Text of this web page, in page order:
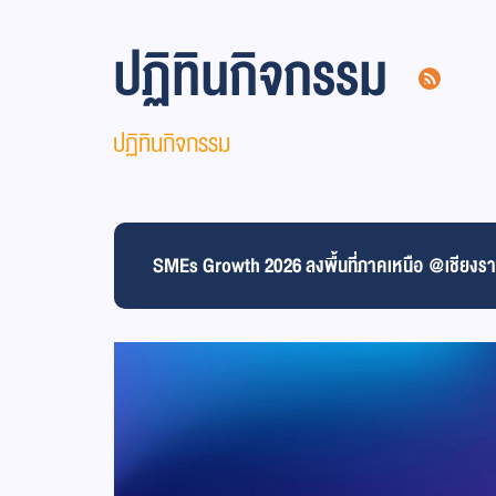
ปฏิทินกิจกรรม
ปฏิทินกิจกรรม
SMEs Growth 2026 ลงพื้นที่ภาคเหนือ @เชียงร